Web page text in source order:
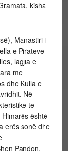
kisha
Manastiri i
e Pirateve,
lagjia e
me
dhe Kulla e
Në
te
është
erës sonë dhe
Pandon,